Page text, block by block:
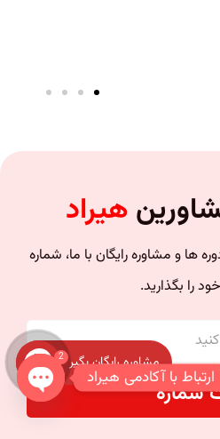
هیراد
ها و مشاوره رایگان با ما، شماره
را بگذارید.
شماره
مشاوره رایگان بگیر
ارتباط با آکادمی هیراد
chaty
2